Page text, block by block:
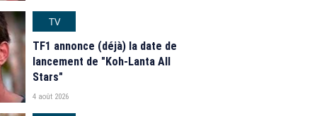
2026TV
TF1 annonce (déjà) la date de
lancement de "Koh-Lanta All
Stars"
4 août 2026